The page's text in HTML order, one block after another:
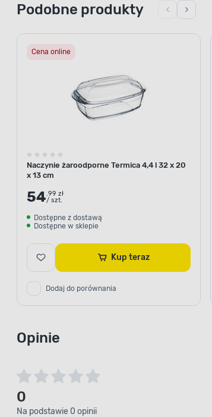
Podobne produkty
Cena online
Naczynie żaroodporne Termica 4,4 l 32 x 20
x 13 cm
54.99 zł
/ szt.
Dostępne z dostawą
Dostępne w sklepie
Kup teraz
Dodaj do porównania
Opinie
0
Na podstawie 0 opinii